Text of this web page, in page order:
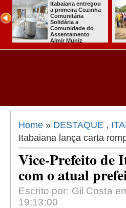
Mulher em aparente
surto esfaqueia a
própria mãe em
João Pessoa
Home » DESTAQUE ,
Itabaiana lança carta
Vice-Prefeito de
com o atual
Escrito por: Gil Costa
19:13:00